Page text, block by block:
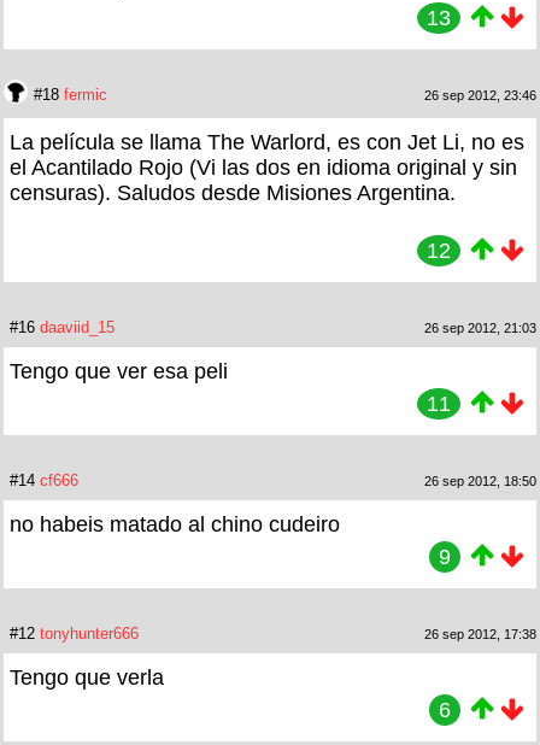
13
#18 fermic 26 sep 2012, 23:46
La película se llama The Warlord, es con Jet Li, no es
el Acantilado Rojo (Vi las dos en idioma original y sin
censuras). Saludos desde Misiones Argentina.
12
#16 daaviid_15 26 sep 2012, 21:03
Tengo que ver esa peli
11
#14 cf666 26 sep 2012, 18:50
no habeis matado al chino cudeiro
9
#12 tonyhunter666 26 sep 2012, 17:38
Tengo que verla
6